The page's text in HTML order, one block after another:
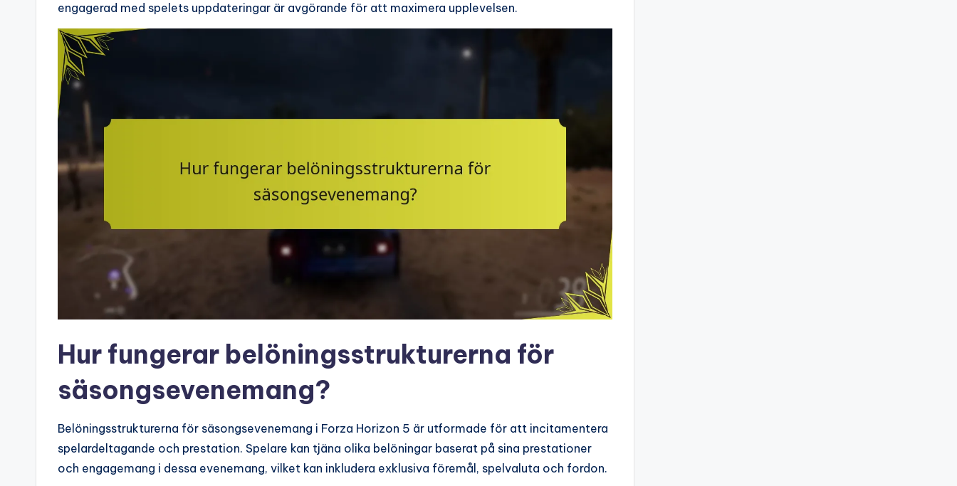
engagerad med spelets uppdateringar är avgörande för att maximera upplevelsen.
Hur fungerar belöningsstrukturerna för
säsongsevenemang?
Belöningsstrukturerna för säsongsevenemang i Forza Horizon 5 är utformade för att incitamentera
spelardeltagande och prestation. Spelare kan tjäna olika belöningar baserat på sina prestationer
och engagemang i dessa evenemang, vilket kan inkludera exklusiva föremål, spelvaluta och fordon.